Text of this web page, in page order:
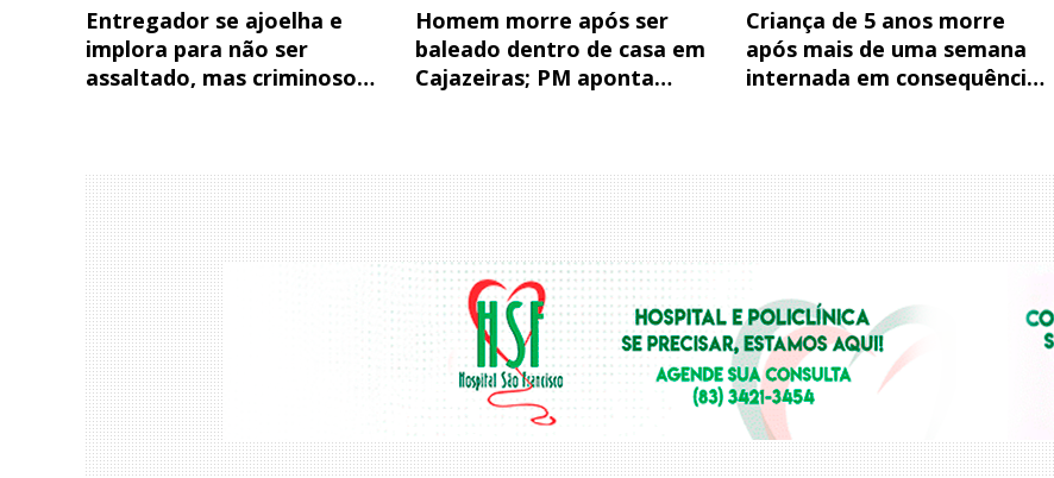
Entregador se ajoelha e
implora para não ser
assaltado, mas criminoso
Homem morre após ser
baleado dentro de casa em
Cajazeiras; PM aponta
Criança de 5 anos morre
após mais de uma semana
internada em consequência